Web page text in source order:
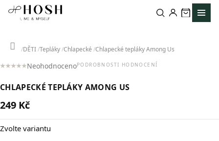
Přejít
Domů
DĚTI Tepláky Chlapecké Chlapecké tepláky Among Us
Průměrné
produktu
0,0
5
NeohodnocenoPODROBNOSTI HODNOCENÍ
CHLAPECKÉ TEPLÁKY AMONG US
249 Kč
cena:
Zvolte variantu